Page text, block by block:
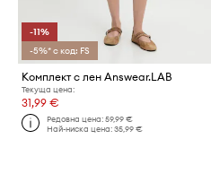
-11%
-5%* с код: FS
Комплект с лен Answear.LAB
Текуща цена:
31,99 €
Редовна цена:59,99 €
Най-ниска цена:35,99 €